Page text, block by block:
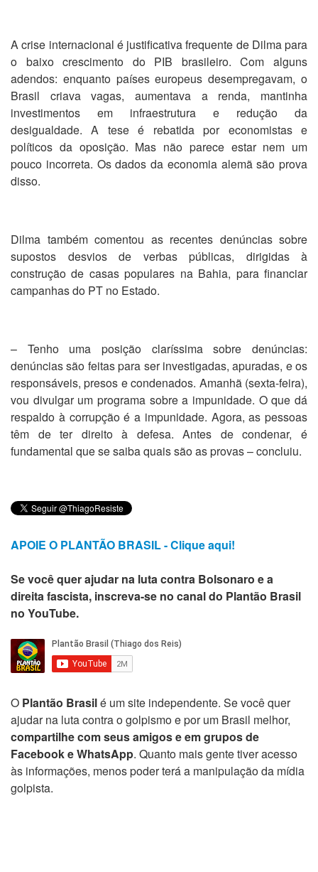
A crise internacional é justificativa frequente de Dilma para
o baixo crescimento do PIB brasileiro. Com alguns
adendos: enquanto países europeus desempregavam, o
Brasil criava vagas, aumentava a renda, mantinha
investimentos em infraestrutura e redução da
desigualdade. A tese é rebatida por economistas e
políticos da oposição. Mas não parece estar nem um
pouco incorreta. Os dados da economia alemã são prova
disso.
Dilma também comentou as recentes denúncias sobre
supostos desvios de verbas públicas, dirigidas à
construção de casas populares na Bahia, para financiar
campanhas do PT no Estado.
– Tenho uma posição claríssima sobre denúncias:
denúncias são feitas para ser investigadas, apuradas, e os
responsáveis, presos e condenados. Amanhã (sexta-feira),
vou divulgar um programa sobre a impunidade. O que dá
respaldo à corrupção é a impunidade. Agora, as pessoas
têm de ter direito à defesa. Antes de condenar, é
fundamental que se saiba quais são as provas – concluiu.
APOIE O PLANTÃO BRASIL - Clique aqui!
Se você quer ajudar na luta contra Bolsonaro e a
direita fascista, inscreva-se no canal do Plantão Brasil
no YouTube.
O Plantão Brasilé um site independente. Se você quer
ajudar na luta contra o golpismo e por um Brasil melhor,
compartilhe com seus amigos e em grupos de
Facebook e WhatsApp. Quanto mais gente tiver acesso
às informações, menos poder terá a manipulação da mídia
golpista.